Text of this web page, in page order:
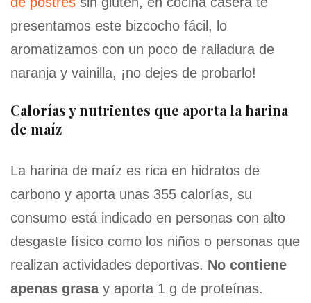
presentamos este bizcocho fácil, lo
aromatizamos con un poco de ralladura de
naranja y vainilla, ¡no dejes de probarlo!
Calorías y nutrientes que aporta la harina
de maíz
La harina de maíz es rica en hidratos de
carbono y aporta unas 355 calorías, su
consumo está indicado en personas con alto
desgaste físico como los niños o personas que
realizan actividades deportivas. No contiene
apenas grasay aporta 1 g de proteínas.